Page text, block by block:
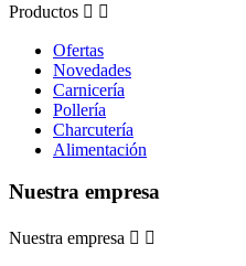
Productos  
Ofertas
Novedades
Carnicería
Pollería
Charcutería
Alimentación
Nuestra empresa
Nuestra empresa  